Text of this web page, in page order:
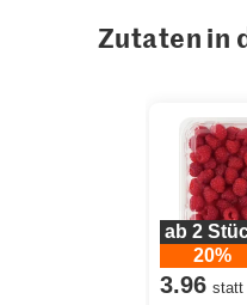
Zutaten in
ab 2
20%
3.96 statt